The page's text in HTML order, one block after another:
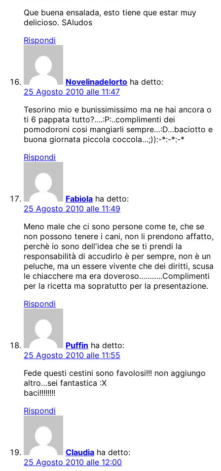
Que buena ensalada, esto tiene que estar muy
delicioso. SAludos
Rispondi
Novelinadelorto ha detto:
25 Agosto 2010 alle 11:47
Tesorino mio e bunissimissimo ma ne hai ancora o
ti 6 pappata tutto?….:P:..complimenti dei
pomodoroni cosi mangiarli sempre…:D…baciotto e
buona giornata piccola coccola…;)):-*:-*:-*
Rispondi
Fabiola ha detto:
25 Agosto 2010 alle 11:49
Meno male che ci sono persone come te, che se
non possono tenere i cani, non li prendono affatto,
perchè io sono dell'idea che se ti prendi la
responsabilità di accudirlo è per sempre, non è un
peluche, ma un essere vivente che dei diritti, scusa
le chiacchere ma era doveroso………..Complimenti
per la ricetta ma sopratutto per la presentazione.
Rispondi
Puffin ha detto:
25 Agosto 2010 alle 11:55
Fede questi cestini sono favolosi!!! non aggiungo
altro…sei fantastica :X
baci!!!!!!!!
Rispondi
Claudia ha detto:
25 Agosto 2010 alle 12:00